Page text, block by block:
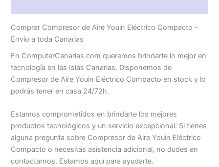
Comprar Compresor de Aire Youin Eléctrico Compacto –
Envío a toda Canarias
En ComputerCanarias.com queremos brindarte lo mejor en
tecnología en las Islas Canarias. Disponemos de
Compresor de Aire Youin Eléctrico Compacto en stock y lo
podrás tener en casa 24/72h.
Estamos comprometidos en brindarte los mejores
productos tecnológicos y un servicio excepcional. Si tienes
alguna pregunta sobre Compresor de Aire Youin Eléctrico
Compacto o necesitas asistencia adicional, no dudes en
contactarnos. Estamos aquí para ayudarte.